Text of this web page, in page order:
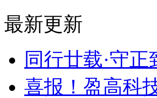
最新更新
同行廿载·守
喜报！盈高科